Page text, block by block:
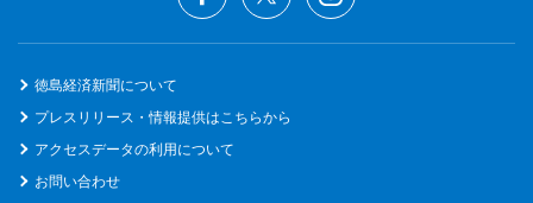
徳島経済新聞について
プレスリリース・情報提供はこちらから
アクセスデータの利用について
お問い合わせ